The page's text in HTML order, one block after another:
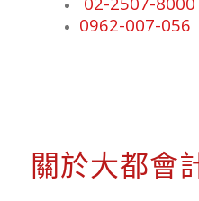
0962-007-056
關於大都會